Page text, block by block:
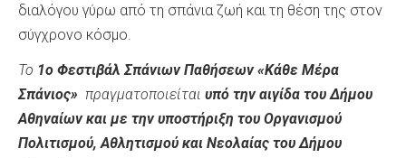
διαλόγου γύρω από τη σπάνια ζωή και τη θέση της στον
σύγχρονο κόσμο.
Το 1ο Φεστιβάλ Σπάνιων Παθήσεων «Κάθε Μέρα
Σπάνιος» πραγματοποιείται υπό την αιγίδα του Δήμου
Αθηναίωνκαι με την υποστήριξη του Οργανισμού
Πολιτισμού, Αθλητισμού και Νεολαίας του Δήμου